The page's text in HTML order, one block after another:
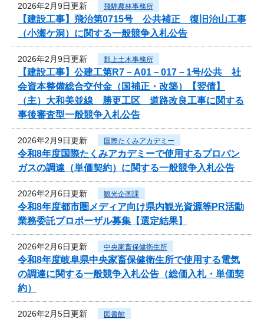
2026年2月9日更新 飛騨農林事務所
【建設工事】飛治第0715号 公共補正 復旧治山工事
（小瀬ケ洞）に関する一般競争入札公告
2026年2月9日更新 郡上土木事務所
【建設工事】公建工第R7－A01－017－1号/公共 社
会資本整備総合交付金（国補正・改築）【翌債】
（主）大和美並線 勝更工区 道路改良工事に関する
事後審査型一般競争入札公告
2026年2月9日更新 国際たくみアカデミー
令和8年度国際たくみアカデミーで使用するプロパン
ガスの調達（単価契約）に関する一般競争入札公告
2026年2月6日更新 観光企画課
令和8年度都市圏メディア向け県内観光資源等PR活動
業務委託プロポーザル募集【選定結果】
2026年2月6日更新 中央家畜保健衛生所
令和8年度岐阜県中央家畜保健衛生所で使用する電気
の調達に関する一般競争入札公告（総価入札・単価契
約）
2026年2月5日更新 図書館